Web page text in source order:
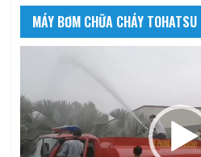
MÁY BƠM CHỮA CHÁY TOHATSU
Video